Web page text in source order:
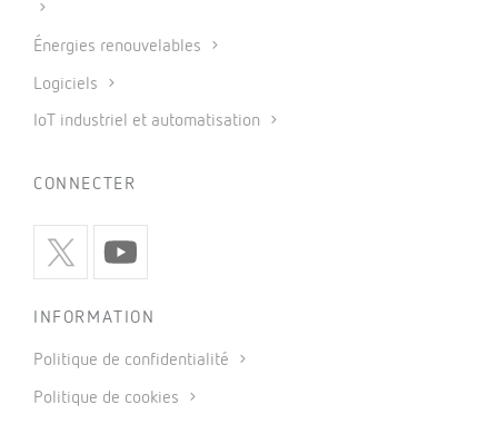
Énergies renouvelables
Logiciels
IoT industriel et automatisation
CONNECTER
INFORMATION
Politique de confidentialité
Politique de cookies